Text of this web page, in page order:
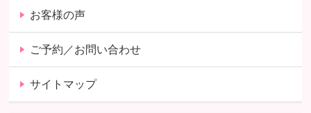
お客様の声
ご予約／お問い合わせ
サイトマップ